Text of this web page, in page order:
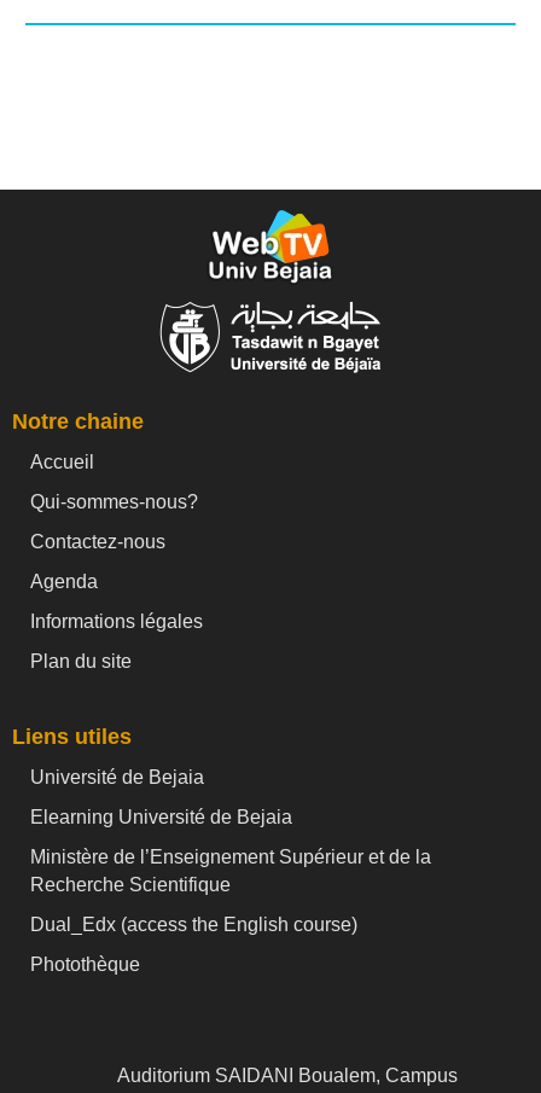
Notre chaine
Accueil
Qui-sommes-nous?
Contactez-nous
Agenda
Informations légales
Plan du site
Liens utiles
Université de Bejaia
Elearning Université de Bejaia
Ministère de l’Enseignement Supérieur et de la
Recherche Scientifique
Dual_Edx (access the English course)
Photothèque
Auditorium SAIDANI Boualem, Campus